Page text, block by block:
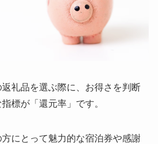
礼品を選ぶ際に、お得さを判断
標が「還元率」です。
にとって魅力的な宿泊券や感謝